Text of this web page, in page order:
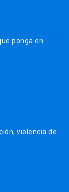
ponga en
violencia de